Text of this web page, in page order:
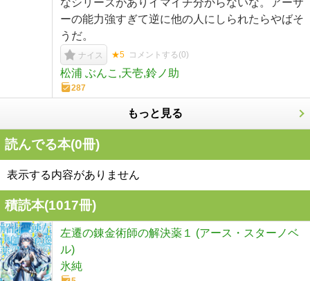
なシリーズがありイマイチ分からないな。アーサ
ーの能力強すぎて逆に他の人にしられたらやばそ
うだ。
ナイス ★5 コメントする(0)
松浦 ぶんこ,天壱,鈴ノ助
287
もっと見る
読んでる本(0冊)
表示する内容がありません
積読本(1017冊)
左遷の錬金術師の解決薬１ (アース・スターノベ
ル)
氷純